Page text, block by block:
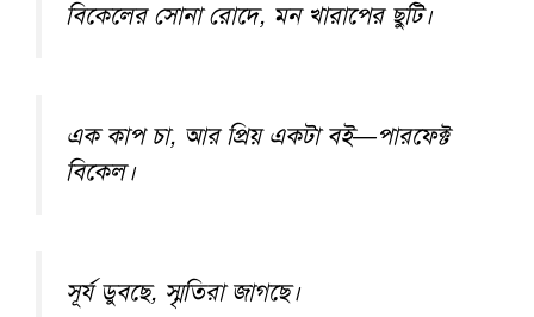
বিকেলের সোনা রোদে, মন খারাপের ছুটি।
এক কাপ চা, আর প্রিয় একটা বই—পারফেক্ট
বিকেল।
সূর্য ডুবছে, স্মৃতিরা জাগছে।